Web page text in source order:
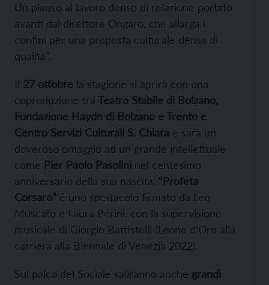
Un plauso al lavoro denso di relazione portato
avanti dal direttore Ongaro, che allarga i
confini per una proposta culturale densa di
qualità”.
Il 27 ottobre la stagione si aprirà con una
coproduzione tra Teatro Stabile di Bolzano,
Fondazione Haydn di Bolzano e Trento e
Centro Servizi Culturali S. Chiara e sarà un
doveroso omaggio ad un grande intellettuale
come Pier Paolo Pasolini nel centesimo
anniversario della sua nascita. “Profeta
Corsaro” è uno spettacolo firmato da Leo
Muscato e Laura Perini, con la supervisione
musicale di Giorgio Battistelli (Leone d’Oro alla
carriera alla Biennale di Venezia 2022).
Sul palco del Sociale saliranno anche grandi